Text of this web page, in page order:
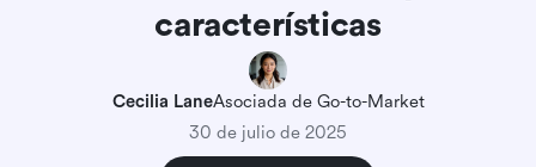
características
Cecilia LaneAsociada de Go-to-Market
30 de julio de 2025